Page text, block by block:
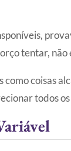
tentar, não
coisas
todos os